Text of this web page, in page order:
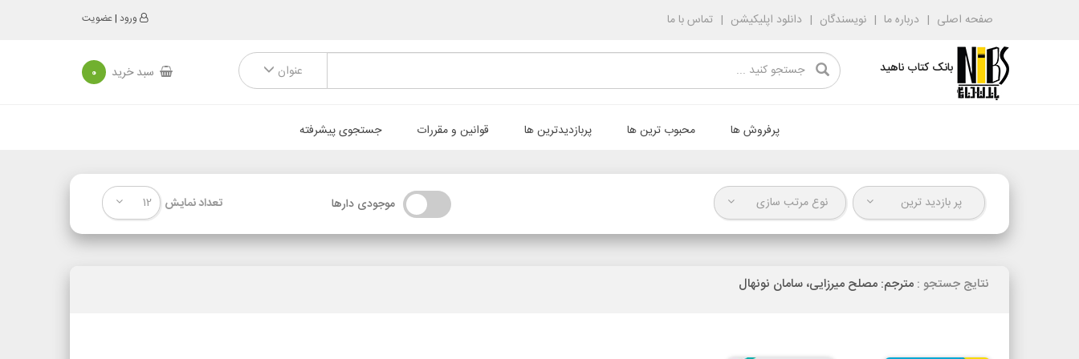
صفحه اصلی درباره ما نویسندگان دانلود اپلیکیشن تماس با ما ورود |عضویت
بانک کتاب ناهید عنوان سبد خرید 0
پرفروش ها محبوب ترین ها پربازدیدترین ها قوانین و مقررات جستجوی پیشرفته
پر بازدید ترین نوع مرتب سازی موجودی دارها تعداد نمایش 12
نتایج جستجو : مترجم: مصلح میرزایی، سامان نونهال